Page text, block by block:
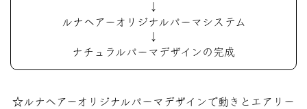
↓
ルナヘアーオリジナルパーマシステム
↓
ナチュラルパーマデザインの完成
☆ルナヘアーオリジナルパーマデザインで動きとエアリー